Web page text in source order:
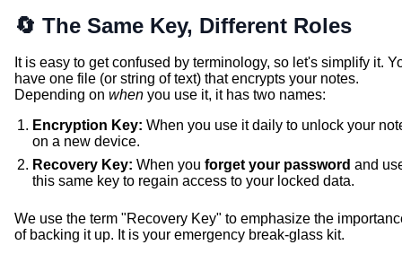
🔄 The Same Key, Different Roles
It is easy to get confused by terminology, so let's simplify it.
have one file (or string of text) that encrypts your notes.
Depending on when you use it, it has two names:
Encryption Key: When you use it daily to unlock your
on a new device.
Recovery Key: When you forget your password and
this same key to regain access to your locked data.
We use the term "Recovery Key" to emphasize the
of backing it up. It is your emergency break-glass kit.